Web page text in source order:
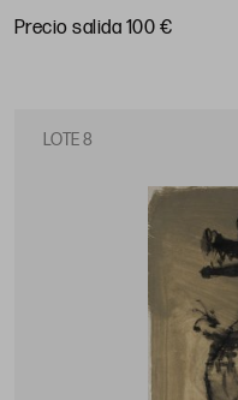
Precio salida 100 €
LOTE 8